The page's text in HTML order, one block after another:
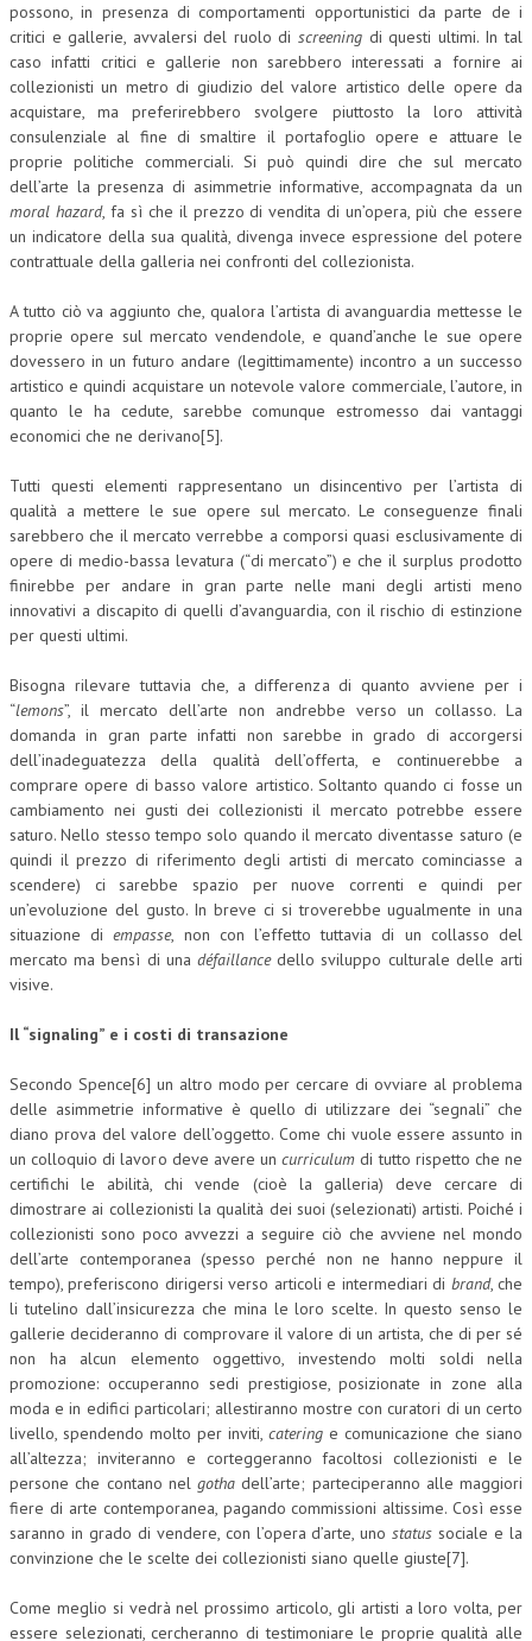
possono, in presenza di comportamenti opportunistici da parte de i
critici e gallerie, avvalersi del ruolo discreening di questi ultimi. In tal
caso infatti critici e gallerie non sarebbero interessati a fornire ai
collezionisti un metro di giudizio del valore artistico delle opere da
acquistare, ma preferirebbero svolgere piuttosto la loro attività
consulenziale al fine di smaltire il portafoglio opere e attuare le
proprie politiche commerciali. Si può quindi dire che sul mercato
dell’arte la presenza di asimmetrie informative, accompagnata da un
moral hazard, fa sì che il prezzo di vendita di un’opera, più che essere
un indicatore della sua qualità, divenga invece espressione del potere
contrattuale della galleria nei confronti del collezionista.
A tutto ciò va aggiunto che, qualora l’artista di avanguardia mettesse le
proprie opere sul mercato vendendole, e quand’anche le sue opere
dovessero in un futuro andare (legittimamente) incontro a un successo
artistico e quindi acquistare un notevole valore commerciale, l’autore, in
quanto le ha cedute, sarebbe comunque estromesso dai vantaggi
economici che ne derivano[5].
Tutti questi elementi rappresentano un disincentivo per l’artista di
qualità a mettere le sue opere sul mercato. Le conseguenze finali
sarebbero che il mercato verrebbe a comporsi quasi esclusivamente di
opere di medio-bassa levatura (“di mercato”) e che il surplus prodotto
finirebbe per andare in gran parte nelle mani degli artisti meno
innovativi a discapito di quelli d’avanguardia, con il rischio di estinzione
per questi ultimi.
Bisogna rilevare tuttavia che, a differenza di quanto avviene per i
“lemons”, il mercato dell’arte non andrebbe verso un collasso. La
domanda in gran parte infatti non sarebbe in grado di accorgersi
dell’inadeguatezza della qualità dell’offerta, e continuerebbe a
comprare opere di basso valore artistico. Soltanto quando ci fosse un
cambiamento nei gusti dei collezionisti il mercato potrebbe essere
saturo. Nello stesso tempo solo quando il mercato diventasse saturo (e
quindi il prezzo di riferimento degli artisti di mercato cominciasse a
scendere) ci sarebbe spazio per nuove correnti e quindi per
un’evoluzione del gusto. In breve ci si troverebbe ugualmente in una
situazione diempasse, non con l’effetto tuttavia di un collasso del
mercato ma bensì di una défaillancedello sviluppo culturale delle arti
visive.
Il “signaling” e i costi di transazione
Secondo Spence[6] un altro modo per cercare di ovviare al problema
delle asimmetrie informative è quello di utilizzare dei “segnali” che
diano prova del valore dell’oggetto. Come chi vuole essere assunto in
un colloquio di lavoro deve avere uncurriculum di tutto rispetto che ne
certifichi le abilità, chi vende (cioè la galleria) deve cercare di
dimostrare ai collezionisti la qualità dei suoi (selezionati) artisti. Poiché i
collezionisti sono poco avvezzi a seguire ciò che avviene nel mondo
dell’arte contemporanea (spesso perché non ne hanno neppure il
tempo), preferiscono dirigersi verso articoli e intermediari di brand, che
li tutelino dall’insicurezza che mina le loro scelte. In questo senso le
gallerie decideranno di comprovare il valore di un artista, che di per sé
non ha alcun elemento oggettivo, investendo molti soldi nella
promozione: occuperanno sedi prestigiose, posizionate in zone alla
moda e in edifici particolari; allestiranno mostre con curatori di un certo
livello, spendendo molto per inviti, catering e comunicazione che siano
all’altezza; inviteranno e corteggeranno facoltosi collezionisti e le
persone che contano nel gotha dell’arte; parteciperanno alle maggiori
fiere di arte contemporanea, pagando commissioni altissime. Così esse
saranno in grado di vendere, con l’opera d’arte, unostatus sociale e la
convinzione che le scelte dei collezionisti siano quelle giuste[7].
Come meglio si vedrà nel prossimo articolo, gli artisti a loro volta, per
essere selezionati, cercheranno di testimoniare le proprie qualità alle